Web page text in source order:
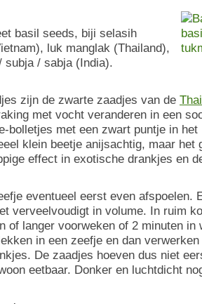
basil seeds, biji selasih
luk manglak (Thailand),
/ sabja (India).
zijn de zwarte zaadjes van de
met vocht veranderen in een
bolletjes met een zwart puntje in
klein beetje anijsachtig, maar het
effect in exotische drankjes en
eventueel eerst even afspoelen.
verveelvoudigt in volume. In ruim
of langer voorweken of 2 minuten
in een zeefje en dan
De zaadjes hoeven dus niet
eetbaar. Donker en luchtdicht